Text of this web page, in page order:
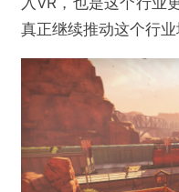
真正继续推动这个行